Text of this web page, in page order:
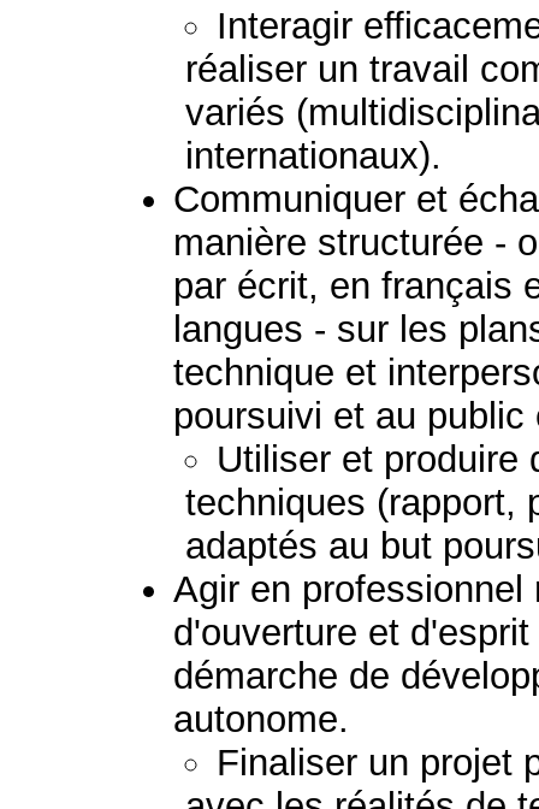
Interagir
réaliser un travail
variés
internationaux).
Communiquer et
manière structurée -
par écrit, en français
langues - sur les
technique et
poursuivi et au public
Utiliser et produire
techniques (rapport,
adaptés au but
Agir en
d'ouverture et
démarche de
autonome.
Finaliser un projet